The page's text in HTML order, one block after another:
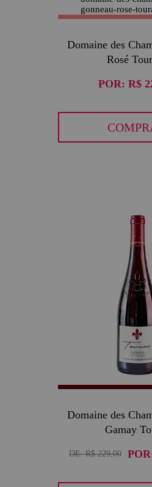
Domaine des
Rosé
POR: R$
Domaine des
Gamay
DE:R$ 229,00